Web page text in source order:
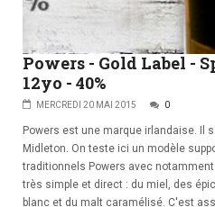
Powers - Gold Label -
12yo - 40%
MERCREDI 20 MAI 2015 0
Powers est une marque irlandaise. Il
Midleton. On teste ici un modèle
traditionnels Powers avec
très simple et direct : du miel, des
blanc et du malt caramélisé. C'est